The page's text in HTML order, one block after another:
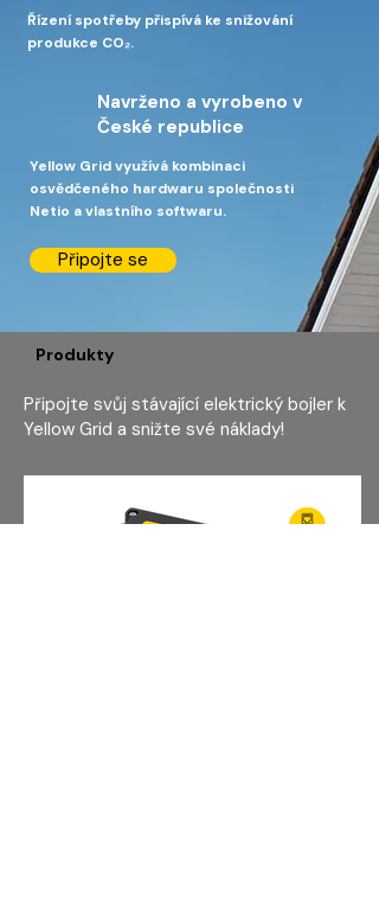
Řízení spotřeby přispívá ke snižování
produkce CO₂.
Navrženo a vyrobeno v
České republice
Yellow Grid využívá kombinaci
osvědčeného hardwaru společnosti
Netio a vlastního softwaru.
Připojte se
Produkty
Připojte svůj stávající elektrický bojler k
Yellow Grid a snižte své náklady!